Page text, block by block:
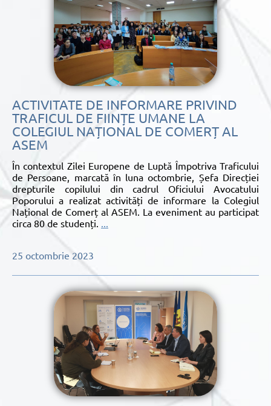
ACTIVITATE DE INFORMARE PRIVIND
TRAFICUL DE FIINȚE UMANE LA
COLEGIUL NAȚIONAL DE COMERȚ AL
ASEM
În contextul Zilei Europene de Luptă Împotriva Traficului
de Persoane, marcată în luna octombrie, Șefa Direcției
drepturile copilului din cadrul Oficiului Avocatului
Poporului a realizat activități de informare la Colegiul
Național de Comerț al ASEM. La eveniment au participat
circa 80 de studenți. ...
25 octombrie 2023